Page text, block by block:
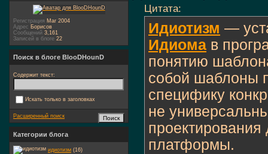
Цитата:
Идиотизм —
Идиома в
понятию
собой шаблоны
специфику
не
платформы.
Регистрация Mar 2004
Адрес Борисов
Сообщений 3,161
Записей в блоге 22
Поиск в блоге BlooDHounD
Содержит текст:
Искать только в заголовках
Расширенный поиск
Категории блога
идиотизм (16)